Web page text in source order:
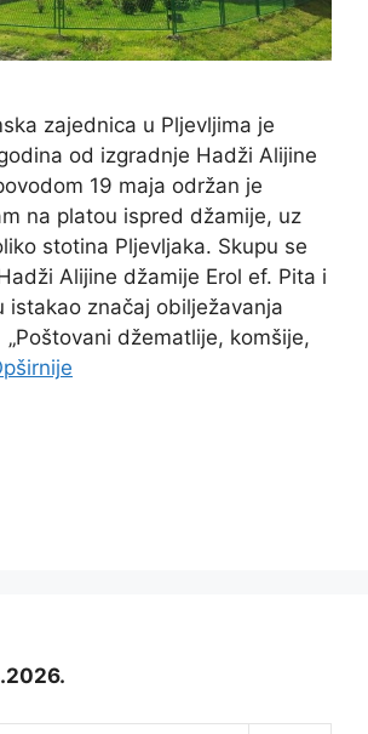
zajednica u Pljevljima je
od izgradnje Hadži Alijine
19 maja održan je
na platou ispred džamije, uz
stotina Pljevljaka. Skupu se
Alijine džamije Erol ef. Pita i
istakao značaj obilježavanja
džematlije, komšije,